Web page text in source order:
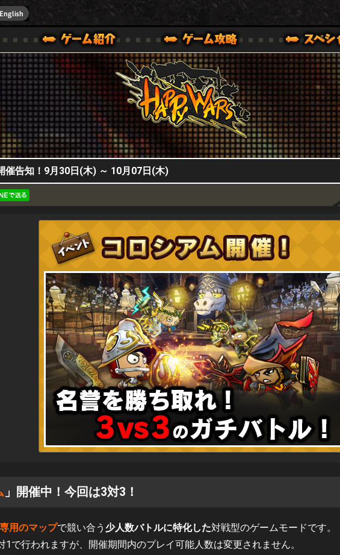
HappyWars
)公式サイト [ XBOX 360,XBOX ONE VER.]
| HAPPY WARS(ハッピーウォーズ)公式サイト [ XBOX 360,XBOX ONE VER.]
催告知！9月30日(木) ～ 10月07日(木)
」開催中！今回は3対3！
専用のマップで競い合う 少人数バトルに特化した対戦型のゲームモードです。
1で行われますが、開催期間内のプレイ可能人数は変更されません。